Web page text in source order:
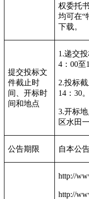
权委托
均可在“
下载。
提交投标文
件截止时
间、开标时
间和地点
1.递交投
4 ： 00至
2.投标截
14 ： 30。
3.开标
区水田
公告期限 自本公
http://
http://